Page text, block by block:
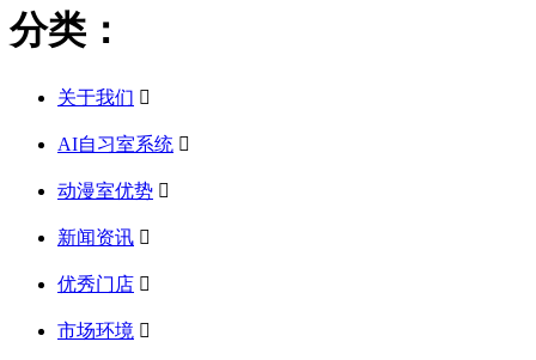
分类：
关于我们 
AI自习室系统 
动漫室优势 
新闻资讯 
优秀门店 
市场环境 